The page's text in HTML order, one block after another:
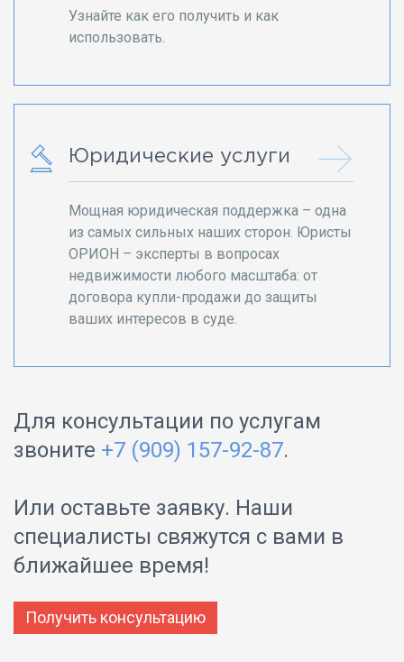
Узнайте как его получить и как
использовать.
Юридические услуги
Мощная юридическая поддержка – одна
из самых сильных наших сторон. Юристы
ОРИОН – эксперты в вопросах
недвижимости любого масштаба: от
договора купли-продажи до защиты
ваших интересов в суде.
Для консультации по услугам
звоните +7 (909) 157-92-87.
Или оставьте заявку. Наши
специалисты свяжутся с вами в
ближайшее время!
Получить консультацию